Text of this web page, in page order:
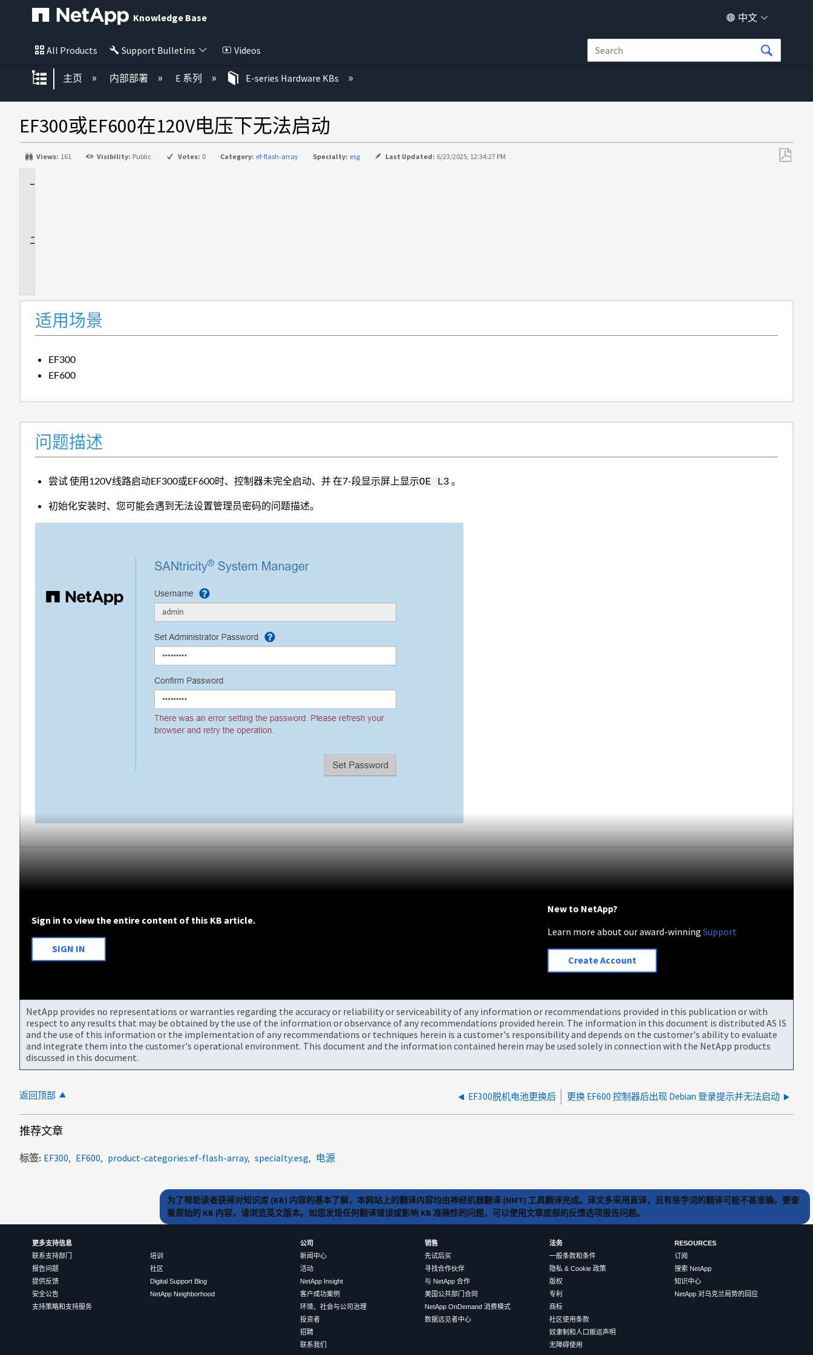
Knowledge Base 中文
All Products Support Bulletins Videos
扩展/隐缩全局层次
主页 内部部署 E 系列 E-series Hardware KBs
EF300或EF600在120V电压下无法启动
Views: 161 Visibility: Public Votes: 0 Category: ef-flash-array Specialty: esg Last Updated: 6/23/2025, 12:34:27 PM
适用场景
EF300
EF600
问题描述
尝试 使用120V线路启动EF300或EF600时、控制器未完全启动、并 在7-段显示屏上显示OE L3 。
初始化安装时、您可能会遇到无法设置管理员密码的问题描述。
Sign in to view the entire content of this KB article.
SIGN IN
New to NetApp?
Learn more about our award-winningSupport
Create Account
NetApp provides no representations or warranties regarding the accuracy or reliability or serviceability of any information or recommendations provided in this publication or with
respect to any results that may be obtained by the use of the information or observance of any recommendations provided herein. The information in this document is distributed AS IS
and the use of this information or the implementation of any recommendations or techniques herein is a customer's responsibility and depends on the customer's ability to evaluate
and integrate them into the customer's operational environment. This document and the information contained herein may be used solely in connection with the NetApp products
discussed in this document.
返回顶部 EF300脱机电池更换后 更换 EF600 控制器后出现 Debian 登录提示并无法启动
推荐文章
标签 EF300 EF600 product-categories:ef-flash-array specialty:esg 电源
为了帮助读者获得对知识库 (KB) 内容的基本了解，本网站上的翻译内容均由神经机器翻译 (NMT) 工具翻译完成。译文多采用直译，且有些字词的翻译可能不甚准确。要查
看原始的 KB 内容，请浏览英文版本。如您发现任何翻译错误或影响 KB 准确性的问题，可以使用文章底部的反馈选项报告问题。
更多支持信息
联系支持部门
报告问题
提供反馈
安全公告
支持策略和支持服务
培训
社区
Digital Support Blog
NetApp Neighborhood
公司
新闻中心
活动
NetApp Insight
客户成功案例
环境、社会与公司治理
投资者
招聘
联系我们
销售
先试后买
寻找合作伙伴
与 NetApp 合作
美国公共部门合同
NetApp OnDemand 消费模式
数据远见者中心
法务
一般条款和条件
隐私 & Cookie 政策
版权
专利
商标
社区使用条款
奴隶制和人口贩运声明
无障碍使用
RESOURCES
订阅
搜索 NetApp
知识中心
NetApp 对乌克兰局势的回应